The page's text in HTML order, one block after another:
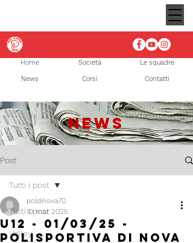
Home Società
News Corsi
Le squadre
Contatti
NEWS
Post
Tutti i post
Volley
Tutti i post
U12 - 01/03/25 -
Polisportiva di Nova
poldinova70
10 mar 2025